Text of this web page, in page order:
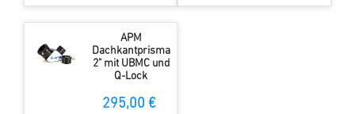
APM
Dachkantprisma
2" mit UBMC und
Q-Lock
295,00 €